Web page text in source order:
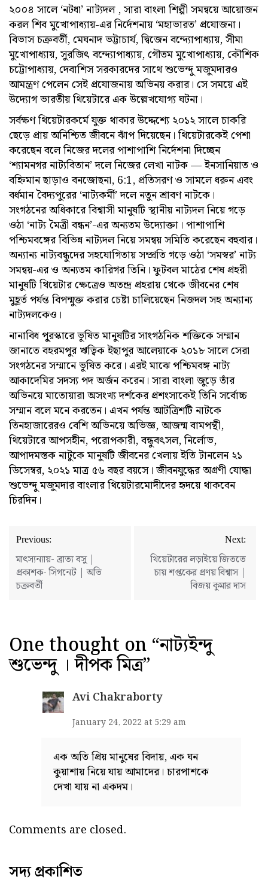
২০০৪ সালে ‘নটধা’ নাট্যদল , সারা বাংলা শিল্পী সমন্বয়ে আয়োজন
করল শিব মুখোপাধ্যায়-এর নির্দেশনায় ‘মহাভারত’ প্রযোজনা।
বিভাস চক্রবর্তী, মেঘনাদ ভট্টাচার্য, দ্বিজেন বন্দ্যোপাধ্যায়, সীমা
মুখোপাধ্যায়, সুরজিৎ বন্দ্যোপাধ্যায়, গৌতম মুখোপাধ্যায়, কৌশিক
চট্টোপাধ্যায়, দেবাশিস সরকারদের সাথে শুভেন্দু মজুমদারও
আমন্ত্রণ পেলেন সেই প্রযোজনায় অভিনয় করার। সে সময়ে এই
উদ্যোগ ভারতীয় থিয়েটারে এক উল্লেখযোগ্য ঘটনা।
সর্বক্ষণ থিয়েটারকর্মে যুক্ত থাকার উদ্দেশ্যে ২০১২ সালে চাকরি
ছেড়ে প্রায় অনিশ্চিত জীবনে ঝাঁপ দিয়েছেন। থিয়েটারকেই পেশা
করেছেন বলে নিজের দলের পাশাপাশি নির্দেশনা দিচ্ছেন
‘শ্যামনগর নাট্যবিতান’ দলে নিজের লেখা নাটক — ইনসানিয়াত ও
বহ্নিমান ছাড়াও বনজোছনা, 6:1, প্রতিসরণ ও সামলে ধরুন এবং
বর্ধমান বৈদ্যপুরের ‘নাট্যকর্মী’ দলে নতুন শ্রাবণ নাটকে।
সংগঠনের অধিকারে বিশ্বাসী মানুষটি স্থানীয় নাট্যদল নিয়ে গড়ে
ওঠা ‘নাট্য মৈত্রী বন্ধন’-এর অন্যতম উদ্যোক্তা। পাশাপাশি
পশ্চিমবঙ্গের বিভিন্ন নাট্যদল নিয়ে সমন্বয় সমিতি করেছেন বহুবার।
অন‌্যান্য নাট্যবন্ধুদের সহযোগিতায় সম্প্রতি গড়ে ওঠা ‘সমস্বর’ নাট্য
সমন্বয়-এর ও অন্যতম কারিগর তিনি। ফুটবল মাঠের শেষ প্রহরী
মানুষটি থিয়েটার ক্ষেত্রেও অতন্দ্র প্রহরায় থেকে জীবনের শেষ
মুহূর্ত পর্যন্ত বিপন্মুক্ত করার চেষ্টা চালিয়েছেন নিজদল সহ অন্যান্য
নাট্যদলকেও।
নানাবিধ পু্রস্কারে ভূষিত মানুষটির সাংগঠনিক শক্তিকে সম্মান
জানাতে বহরমপুর ঋত্বিক ইছাপুর আলেয়াকে ২০১৮ সালে সেরা
সংগঠনের সম্মানে ভূষিত করে। এরই মাঝে পশ্চিমবঙ্গ নাট্য‌
আকাদেমির সদস্য পদ অর্জন করেন। সারা বাংলা জুড়ে তাঁর
অভিনয়ে মাতোয়ারা অসংখ্য দর্শকের প্রশংসাকেই তিনি সর্বোচ্চ
সম্মান বলে মনে করতেন। এখন পর্যন্ত আটত্রিশটি নাটকে
তিনহাজারেরও বেশি অভিনয়ে অভিজ্ঞ, আজন্ম বামপন্থী,
থিয়েটারে আপসহীন, পরোপকারী, বন্ধুবৎসল, নির্লোভ,
আপাদমস্তক নাটুকে মানুষটি জীবনের খেলায় ইতি টানলেন ২১
ডিসেম্বর, ২০২১ মাত্র ৫৬ বছর বয়সে। জীবনযুদ্ধের অগ্রণী যোদ্ধা
শুভেন্দু মজুমদার বাংলার থিয়েটারমোদীদের হৃদয়ে থাকবেন
চিরদিন।
Post
navigation
Previous:
মাৎস্যন্যায়- ব্রাত্য বসু |
প্রকাশক- সিগনেট | অভি
চক্রবর্তী
Next:
থিয়েটারের লড়াইয়ে জিততে
চায় শপ্তকের প্রণয় বিশ্বাস |
বিজয় কুমার দাস
One thought on “নাট্যইন্দু
শুভেন্দু । দীপক মিত্র”
Avi Chakraborty
January 24, 2022 at 5:29 am
এক অতি প্রিয় মানুষের বিদায়, এক ঘন
কুয়াশায় নিয়ে যায় আমাদের। চারপাশকে
দেখা যায় না একদম।
Comments are closed.
সদ্য প্রকাশিত